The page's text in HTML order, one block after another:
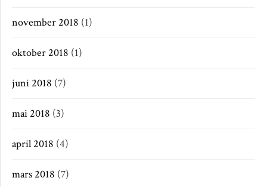
november 2018 (1)
oktober 2018 (1)
juni 2018 (7)
mai 2018 (3)
april 2018 (4)
mars 2018 (7)